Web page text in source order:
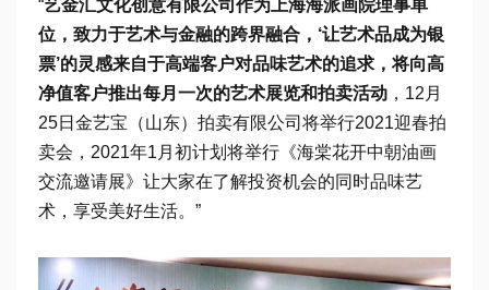
“艺金汇文化创意有限公司作为上海海派画院理事单
位，致力于艺术与金融的跨界融合，‘让艺术品成为银
票’的灵感来自于高端客户对品味艺术的追求，将向高
净值客户推出每月一次的艺术展览和拍卖活动 ，12月
25日金艺宝（山东）拍卖有限公司将举行2021迎春拍
卖会，2021年1月初计划将举行《海棠花开中朝油画
交流邀请展》让大家在了解投资机会的同时品味艺
术，享受美好生活。”